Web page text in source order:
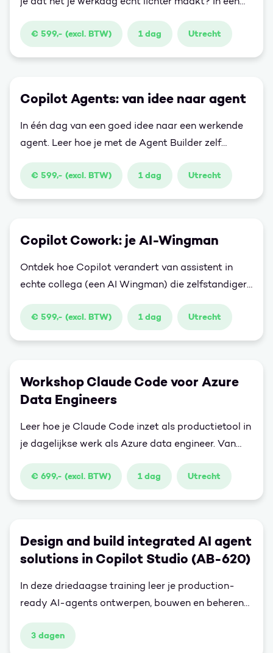
dag ga je van nul naar zelfverzekerd werken met
AI. Je ontdekt wat Copilot is, waar je het voor
€ 599,- (excl. BTW) 1 dag Utrecht
Copilot Agents: van idee naar agent
In één dag van een goed idee naar een werkende
agent. Leer hoe je met de Agent Builder zelf
agents bouwt die jouw productiviteit een boost
geven. Geen IT-achtergrond nodig!
€ 599,- (excl. BTW) 1 dag Utrecht
Copilot Cowork: je AI-Wingman
Ontdek hoe Copilot verandert van assistent in
echte collega (een AI Wingman) die zelfstandiger
met je meewerkt.
€ 599,- (excl. BTW) 1 dag Utrecht
Workshop Claude Code voor Azure
Data Engineers
Leer hoe je Claude Code inzet als productietool in
je dagelijkse werk als Azure data engineer. Van
configuratie en prompt library tot metadata-
driven pipelines en geautomatiseerde deployment
€ 699,- (excl. BTW) 1 dag Utrecht
Design and build integrated AI agent
solutions in Copilot Studio (AB-620)
In deze driedaagse training leer je production-
ready AI-agents ontwerpen, bouwen en beheren
met Microsoft Copilot Studio. De focus ligt op
agents die integreren met enterprise-systemen en
3 dagen